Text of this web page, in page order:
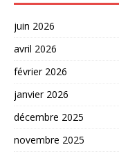
juin 2026
avril 2026
février 2026
janvier 2026
décembre 2025
novembre 2025